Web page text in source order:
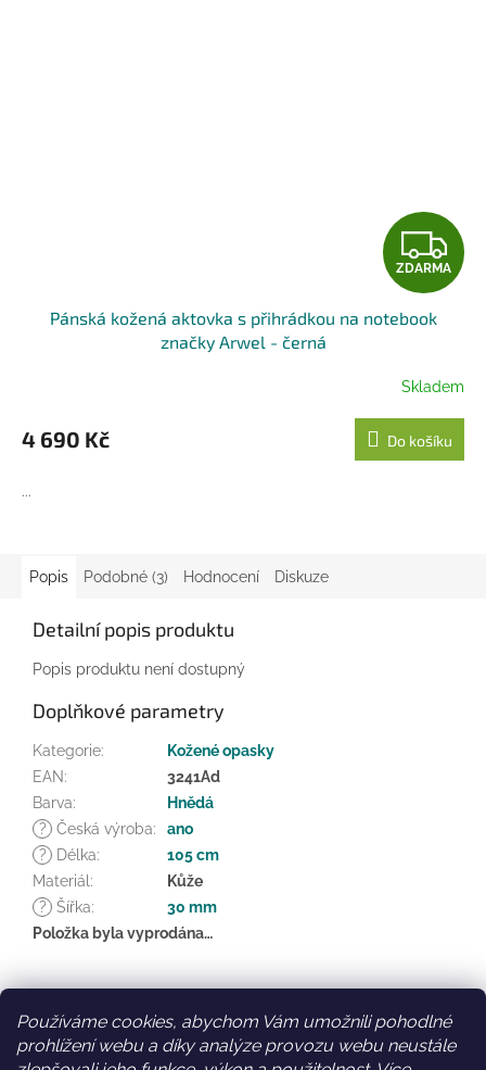
Používáme cookies, abychom Vám umožnili pohodlné
prohlížení webu a díky analýze provozu webu neustále
Z
D
R
M
A
ZDARMA
Pánská kožená aktovka s přihrádkou na notebook
značky Arwel - černá
Skladem
4 690 Kč Do košíku
...
Popis Podobné (3) Hodnocení Diskuze
Detailní popis produktu
Popis produktu není dostupný
Doplňkové parametry
Kategorie:
Kožené opasky
EAN:
3241Ad
Barva:
Hnědá
?
Česká výroba:
ano
?
Délka:
105 cm
Materiál :
Kůže
?
Šířka:
30 mm
Položka byla vyprodána…
Z
Facebook Věrnostní slevy